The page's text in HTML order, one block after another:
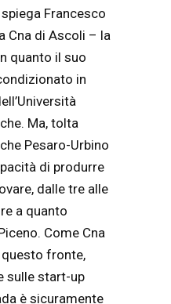
Francesco
Cna di Ascoli – la
quanto il suo
in
Ma, tolta
Pesaro-Urbino
di produrre
dalle tre alle
a quanto
Come Cna
fronte,
sulle start-up
è sicuramente